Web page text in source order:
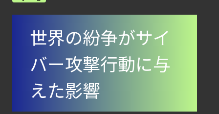
｜LLM・
GPU環境を守る新しい視点
【お知らせ】
ブログを更新しました
ブログを更新しました
世界の紛争がサイ
バー攻撃行動に与
えた影響